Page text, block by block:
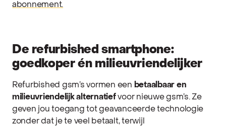
abonnement.
De refurbished smartphone:
goedkoper én milieuvriendelijker
Refurbished gsm’s vormen een betaalbaar en
milieuvriendelijk alternatiefvoor nieuwe gsm’s. Ze
geven jou toegang tot geavanceerde technologie
zonder dat je te veel betaalt, terwijl